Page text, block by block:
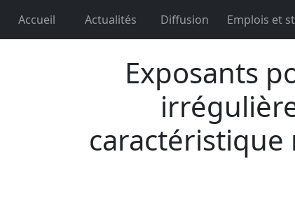
Accueil Actualités Diffusion Emplois et
Exposants
caractéristique